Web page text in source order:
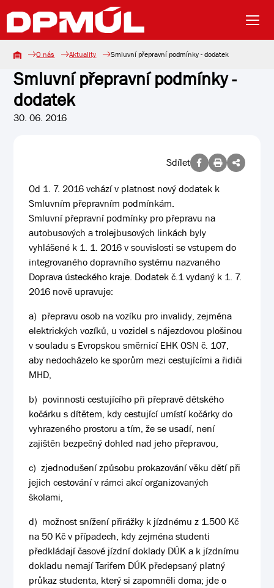
O nás Aktuality Smluvní přepravní podmínky - dodatek
Smluvní přepravní podmínky -
dodatek
30. 06. 2016
Sdílet
Od 1. 7. 2016 vchází v platnost nový dodatek k
Smluvním přepravním podmínkám.
Smluvní přepravní podmínky pro přepravu na
autobusových a trolejbusových linkách byly
vyhlášené k 1. 1. 2016 v souvislosti se vstupem do
integrovaného dopravního systému nazvaného
Doprava ústeckého kraje. Dodatek č.1 vydaný k 1. 7.
2016 nově upravuje:
a) přepravu osob na vozíku pro invalidy, zejména
elektrických vozíků, u vozidel s nájezdovou plošinou
v souladu s Evropskou směrnicí EHK OSN č. 107,
aby nedocházelo ke sporům mezi cestujícími a řidiči
MHD,
b) povinnosti cestujícího při přepravě dětského
kočárku s dítětem, kdy cestující umístí kočárky do
vyhrazeného prostoru a tím, že se usadí, není
zajištěn bezpečný dohled nad jeho přepravou,
c) zjednodušení způsobu prokazování věku dětí při
jejich cestování v rámci akcí organizovaných
školami,
d) možnost snížení přirážky k jízdnému z 1.500 Kč
na 50 Kč v případech, kdy zejména studenti
předkládají časové jízdní doklady DÚK a k jízdnímu
dokladu nemají Tarifem DÚK předepsaný platný
průkaz studenta, který si zapomněli doma; jde o